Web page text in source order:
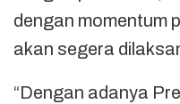
dengan momentum
akan segera
“Dengan adanya